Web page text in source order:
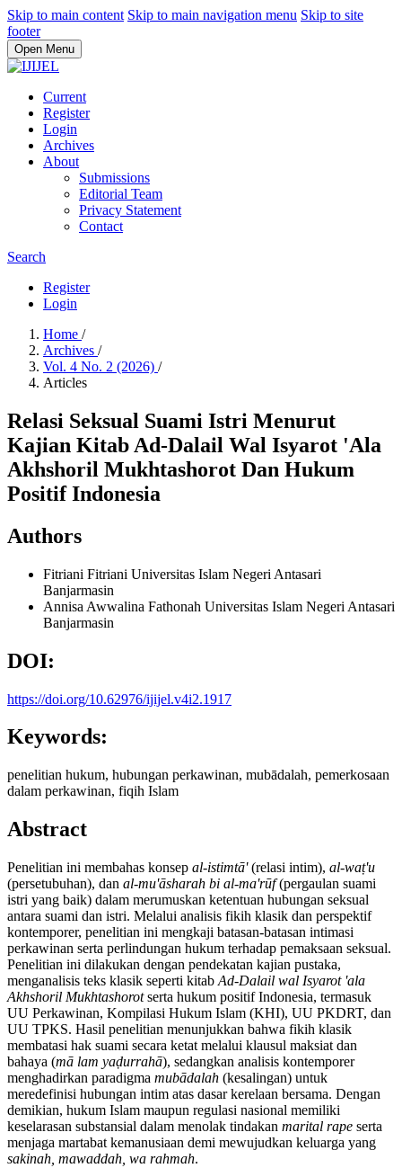
Skip to main content Skip to main navigation menu Skip to site
footer
Open Menu
Current
Register
Login
Archives
About
Submissions
Editorial Team
Privacy Statement
Contact
Search
Register
Login
Home /
Archives /
Vol. 4 No. 2 (2026) /
Articles
Relasi Seksual Suami Istri Menurut
Kajian Kitab Ad-Dalail Wal Isyarot 'Ala
Akhshoril Mukhtashorot Dan Hukum
Positif Indonesia
Authors
Fitriani Fitriani Universitas Islam Negeri Antasari
Banjarmasin
Annisa Awwalina Fathonah Universitas Islam Negeri Antasari
Banjarmasin
DOI:
https://doi.org/10.62976/ijijel.v4i2.1917
Keywords:
penelitian hukum, hubungan perkawinan, mubādalah, pemerkosaan
dalam perkawinan, fiqih Islam
Abstract
Penelitian ini membahas konsep al-istimtā'(relasi intim), al-waṭ'u
(persetubuhan), dan al-mu'āsharah bi al-ma'rūf(pergaulan suami
istri yang baik) dalam merumuskan ketentuan hubungan seksual
antara suami dan istri. Melalui analisis fikih klasik dan perspektif
kontemporer, penelitian ini mengkaji batasan-batasan intimasi
perkawinan serta perlindungan hukum terhadap pemaksaan seksual.
Penelitian ini dilakukan dengan pendekatan kajian pustaka,
menganalisis teks klasik seperti kitab Ad-Dalail wal Isyarot 'ala
Akhshoril Mukhtashorotserta hukum positif Indonesia, termasuk
UU Perkawinan, Kompilasi Hukum Islam (KHI), UU PKDRT, dan
UU TPKS. Hasil penelitian menunjukkan bahwa fikih klasik
membatasi hak suami secara ketat melalui klausul maksiat dan
bahaya (mā lam yaḍurrahā), sedangkan analisis kontemporer
menghadirkan paradigma mubādalah (kesalingan) untuk
meredefinisi hubungan intim atas dasar kerelaan bersama. Dengan
demikian, hukum Islam maupun regulasi nasional memiliki
keselarasan substansial dalam menolak tindakan marital rape serta
menjaga martabat kemanusiaan demi mewujudkan keluarga yang
sakinah, mawaddah, wa rahmah.